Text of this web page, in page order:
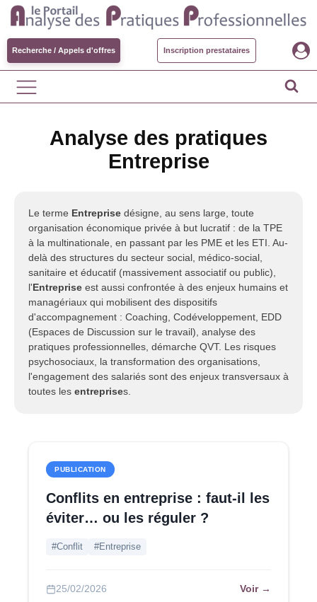
Recherche / Appels d'offres Inscription prestataires
Analyse des pratiques
Entreprise
Le terme Entreprise désigne, au sens large, toute
organisation économique privée à but lucratif : de la TPE
à la multinationale, en passant par les PME et les ETI. Au-
delà des structures du secteur social, médico-social,
sanitaire et éducatif (massivement associatif ou public),
l'Entreprise est aussi confrontée à des enjeux humains et
managériaux qui mobilisent des dispositifs
d'accompagnement : Coaching, Codéveloppement, EDD
(Espaces de Discussion sur le travail), analyse des
pratiques professionnelles, démarche QVT. Les risques
psychosociaux, la transformation des organisations,
l'engagement des salariés sont des enjeux transversaux à
toutes les entreprises.
PUBLICATION
Conflits en entreprise : faut-il les
éviter… ou les réguler ?
#Conflit #Entreprise
25/02/2026 Voir →